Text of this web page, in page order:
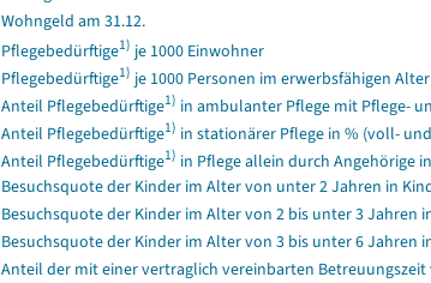
Wohngeld am 31.12.
Pflegebedürftige1) je 1000 Einwohner
Pflegebedürftige1) je 1000 Personen im erwerbsfähigen
Anteil Pflegebedürftige1) in ambulanter Pflege mit Pflege-
Anteil Pflegebedürftige1) in stationärer Pflege in % (voll-
Anteil Pflegebedürftige1) in Pflege allein durch Angehörige
Besuchsquote der Kinder im Alter von unter 2 Jahren in
Besuchsquote der Kinder im Alter von 2 bis unter 3 Jahren
Besuchsquote der Kinder im Alter von 3 bis unter 6 Jahren
Anteil der mit einer vertraglich vereinbarten